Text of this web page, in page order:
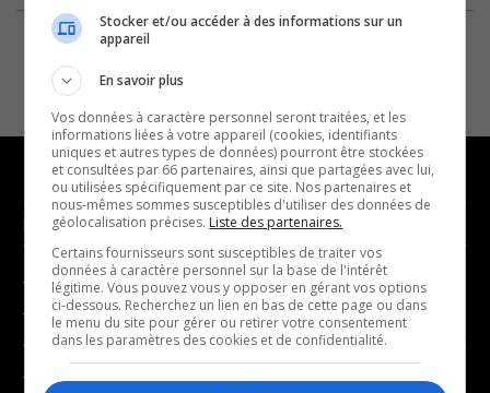
NOUVELLES
- Affaires municipales
- Communauté / Social
- Culture
- Économie
MUSIQUE
- Décompte franco
- Joué récemment
BALADOS
Stocker et/ou accéder à des informations sur un
appareil
En savoir plus
Vos données à caractère personnel seront traitées, et les
informations liées à votre appareil (cookies, identifiants
uniques et autres types de données) pourront être stockées
et consultées par 66 partenaires, ainsi que partagées avec lui,
ou utilisées spécifiquement par ce site. Nos partenaires et
nous-mêmes sommes susceptibles d'utiliser des données de
géolocalisation précises. Liste des partenaires.
Certains fournisseurs sont susceptibles de traiter vos
données à caractère personnel sur la base de l'intérêt
légitime. Vous pouvez vous y opposer en gérant vos options
ci-dessous. Recherchez un lien en bas de cette page ou dans
le menu du site pour gérer ou retirer votre consentement
dans les paramètres des cookies et de confidentialité.